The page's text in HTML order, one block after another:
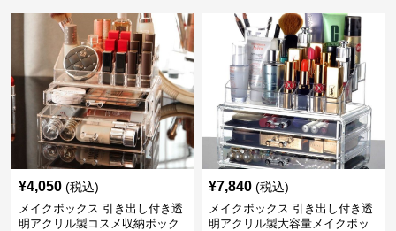
¥4,050 (税込)
メイクボックス 引き出し付き透
明アクリル製コスメ収納ボック
¥7,840 (税込)
メイクボックス 引き出し付き透
明アクリル製大容量メイクボッ